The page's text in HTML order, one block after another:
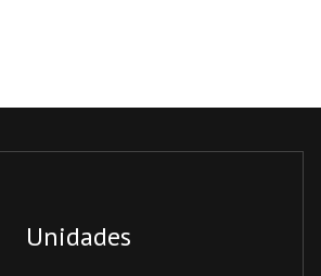
Unidades